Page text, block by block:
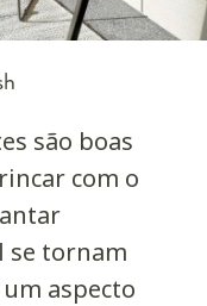
são boas
com o
se tornam
aspecto